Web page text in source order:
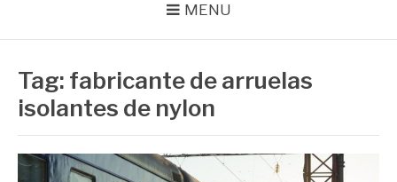
MENU
Tag: fabricante de arruelas
isolantes de nylon